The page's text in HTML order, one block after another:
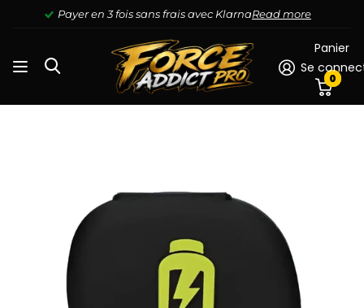
Payer en 3 fois sans frais avec KlarnaRead more
Se
Panier
0